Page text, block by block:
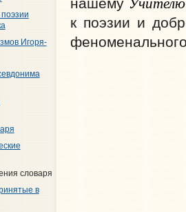
Игоря-
словаря
в
к поэзии и